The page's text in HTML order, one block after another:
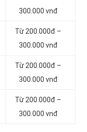
300.000 vnđ
Từ 200.000đ –
300.000 vnđ
Từ 200.000đ –
300.000 vnđ
Từ 200.000đ –
300.000 vnđ